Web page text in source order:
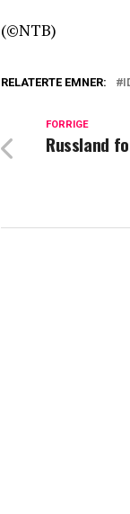
(©NTB)
RELATERTE EMNER:
FORRIGE
Russland